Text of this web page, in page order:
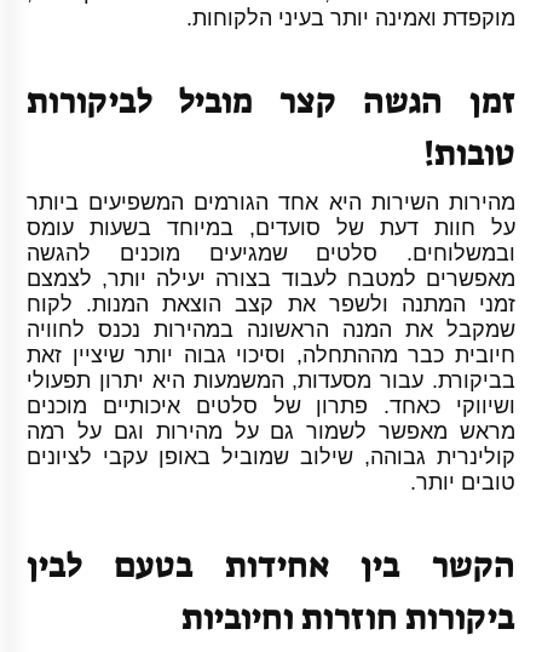
מוקפדת ואמינה יותר בעיני הלקוחות.
זמן הגשה קצר מוביל לביקורות
טובות!
מהירות השירות היא אחד הגורמים המשפיעים ביותר
על חוות דעת של סועדים, במיוחד בשעות עומס
ובמשלוחים. סלטים שמגיעים מוכנים להגשה
מאפשרים למטבח לעבוד בצורה יעילה יותר, לצמצם
זמני המתנה ולשפר את קצב הוצאת המנות. לקוח
שמקבל את המנה הראשונה במהירות נכנס לחוויה
חיובית כבר מההתחלה, וסיכוי גבוה יותר שיציין זאת
בביקורת. עבור מסעדות, המשמעות היא יתרון תפעולי
ושיווקי כאחד. פתרון של סלטים איכותיים מוכנים
מראש מאפשר לשמור גם על מהירות וגם על רמה
קולינרית גבוהה, שילוב שמוביל באופן עקבי לציונים
טובים יותר.
הקשר בין אחידות בטעם לבין
ביקורות חוזרות וחיוביות